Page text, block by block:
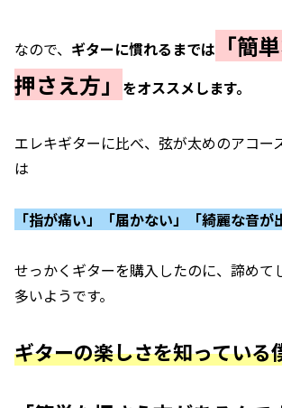
なので、 ギターに慣れるまでは
「簡
押さえ方」
をオススメします。
エレキギターに比べ、弦が太めのアコー
は
「指が痛い」「届かない」「綺麗な音が
せっかくギターを購入したのに、諦めて
多いようです。
ギターの楽しさを知っている